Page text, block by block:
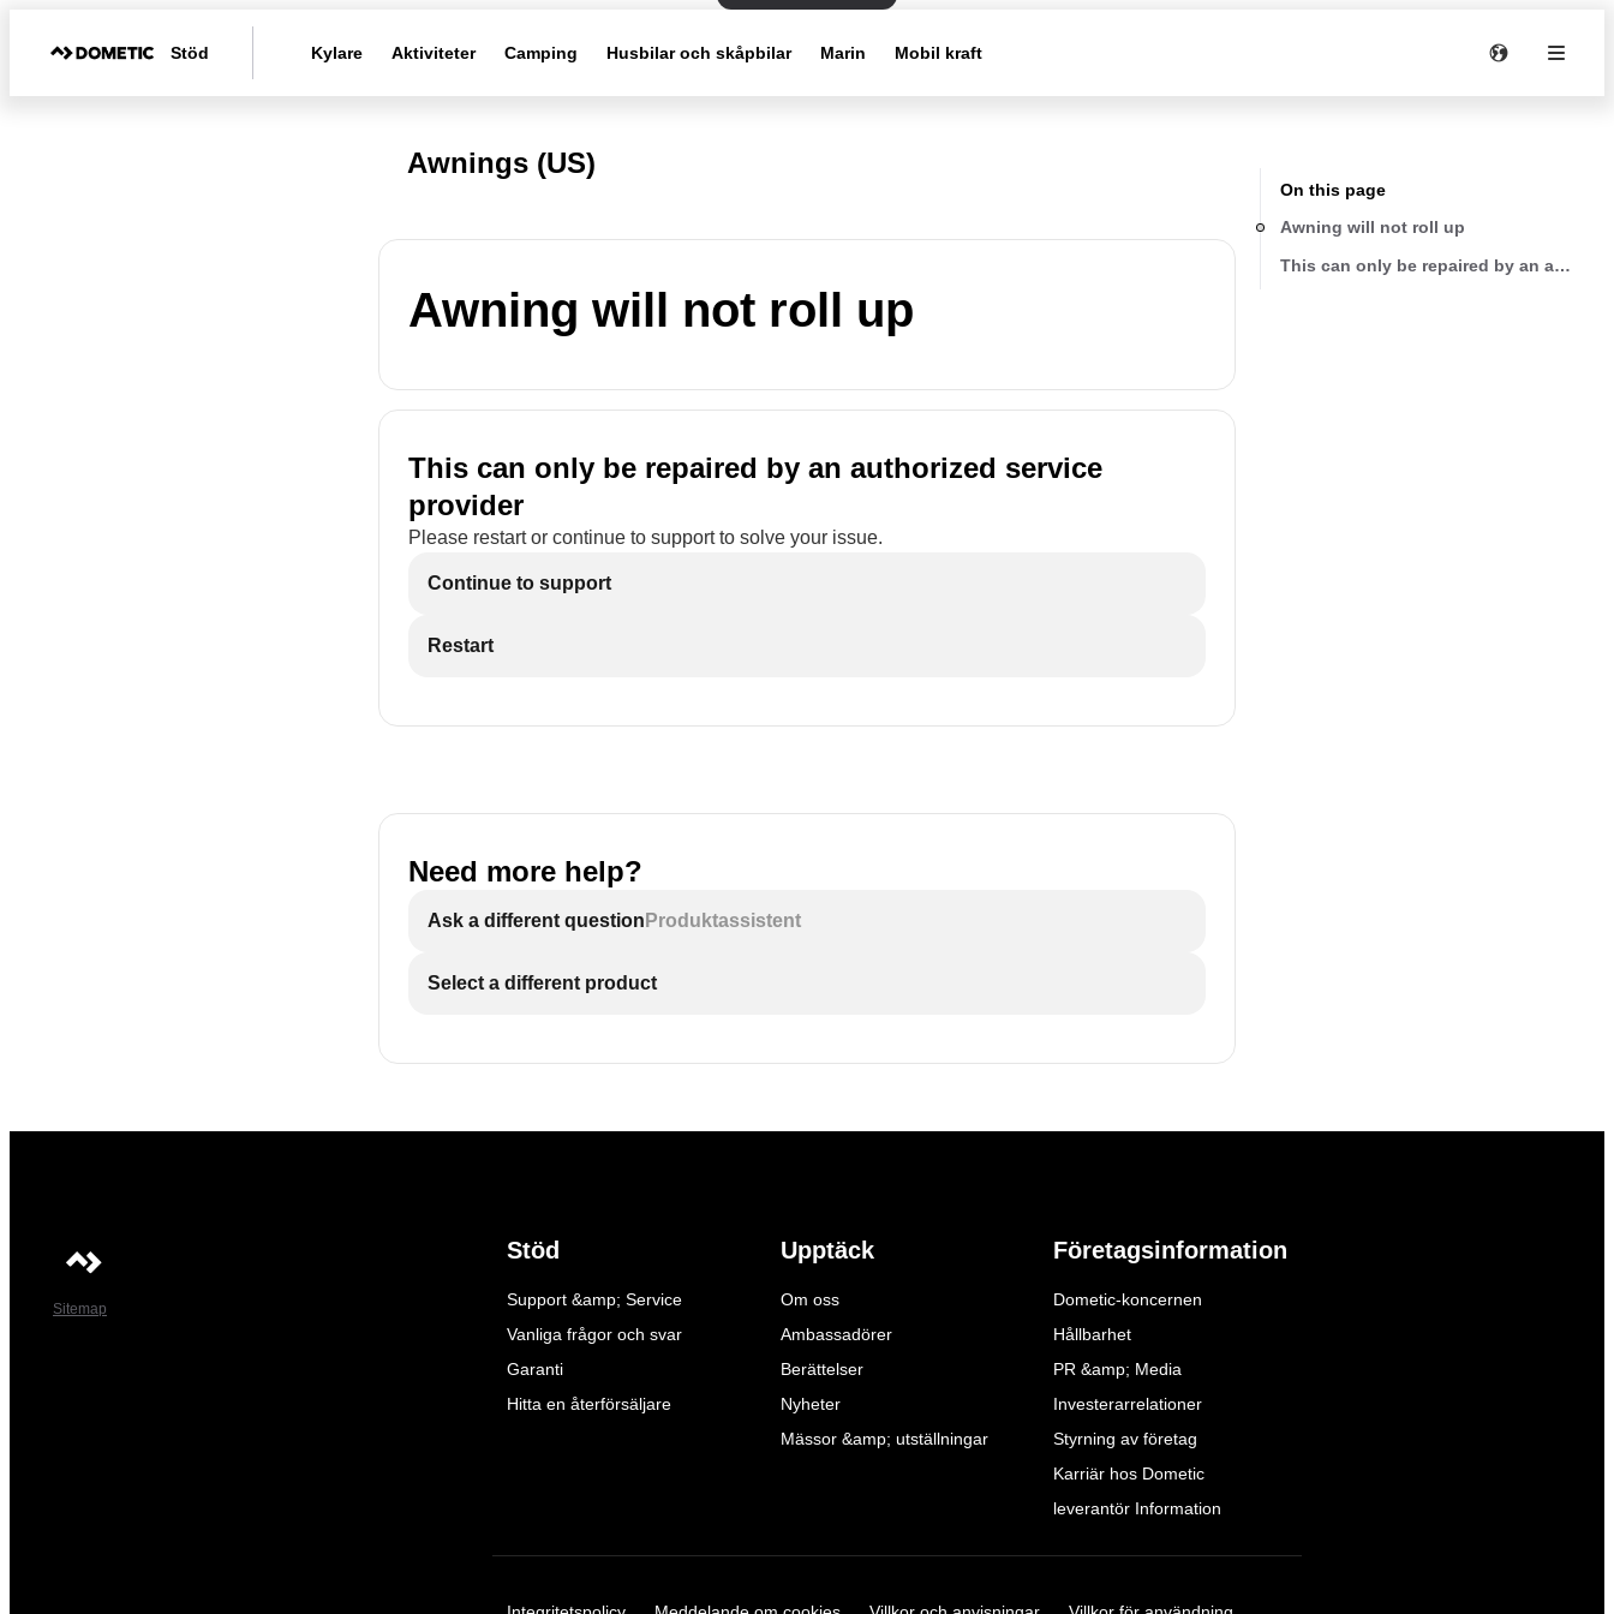
Stöd Kylare Aktiviteter Camping Husbilar och skåpbilar Marin Mobil kraft
Awnings (US)
Awning will not roll up
This can only be repaired by an authorized service
provider
Please restart or continue to support to solve your issue.
Continue to support
Restart
Need more help?
Ask a different question Produktassistent
Select a different product
On this page
Awning will not roll up
This can only be repaired by an
Sitemap
Stöd
Support &amp; Service
Vanliga frågor och svar
Garanti
Hitta en återförsäljare
Upptäck
Om oss
Ambassadörer
Berättelser
Nyheter
Mässor &amp; utställningar
Företagsinformation
Dometic-koncernen
Hållbarhet
PR &amp; Media
Investerarrelationer
Styrning av företag
Karriär hos Dometic
leverantör Information